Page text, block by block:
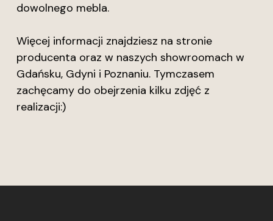
dowolnego mebla.
Więcej informacji znajdziesz na stronie
producenta oraz w naszych showroomach w
Gdańsku, Gdyni i Poznaniu. Tymczasem
zachęcamy do obejrzenia kilku zdjęć z
realizacji:)